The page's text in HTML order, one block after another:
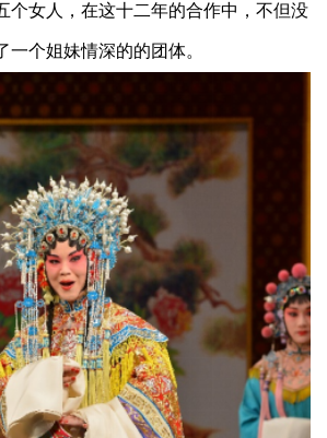
个女人，在这十二年的合作中，不但没
一个姐妹情深的的团体。